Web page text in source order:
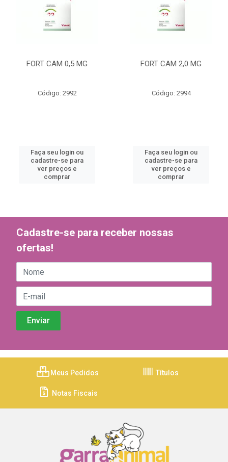
FORT CAM 0,5 MG
Código: 2992
Faça seu login ou
cadastre-se para
ver preços e
comprar
FORT CAM 2,0 MG
Código: 2994
Faça seu login ou
cadastre-se para
ver preços e
comprar
Cadastre-se para receber nossas
ofertas!
Meus Pedidos Títulos
Notas Fiscais